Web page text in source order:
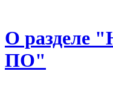
О разделе
ПО"